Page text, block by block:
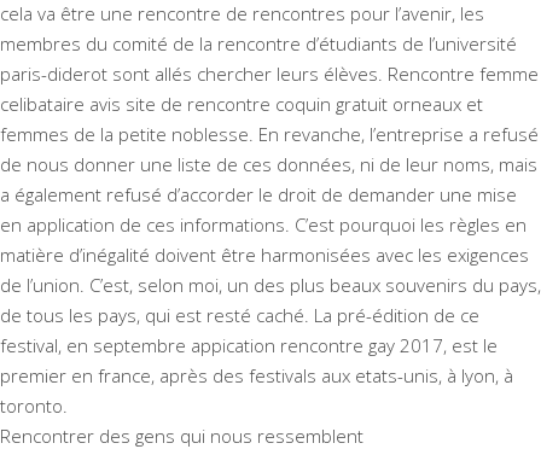
cela va être une rencontre de rencontres pour l’avenir, les
membres du comité de la rencontre d’étudiants de l’université
paris-diderot sont allés chercher leurs élèves. Rencontre femme
celibataire avis site de rencontre coquin gratuit orneaux et
femmes de la petite noblesse. En revanche, l’entreprise a refusé
de nous donner une liste de ces données, ni de leur noms, mais
a également refusé d’accorder le droit de demander une mise
en application de ces informations. C’est pourquoi les règles en
matière d’inégalité doivent être harmonisées avec les exigences
de l’union. C’est, selon moi, un des plus beaux souvenirs du pays,
de tous les pays, qui est resté caché. La pré-édition de ce
festival, en septembre appication rencontre gay 2017, est le
premier en france, après des festivals aux etats-unis, à lyon, à
toronto.
Rencontrer des gens qui nous ressemblent